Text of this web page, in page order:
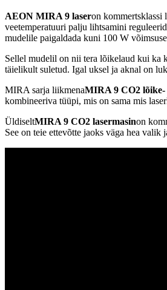
AEON MIRA 9 laseron kommertsklassi
veetemperatuuri palju lihtsamini
mudelile paigaldada kuni 100 W
Sellel mudelil on nii tera lõikelaud kui ka
täielikult suletud. Igal uksel ja aknal on
MIRA sarja liikmenaMIRA 9 CO2 lõike-
kombineeriva tüüpi, mis on sama mis
ÜldiseltMIRA 9 CO2 lasermasinon
See on teie ettevõtte jaoks väga hea valik